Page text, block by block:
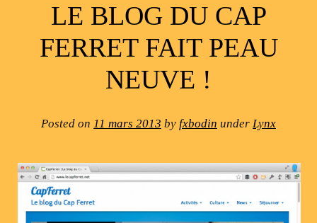
LE BLOG DU CAP
FERRET FAIT PEAU
NEUVE !
Posted on 11 mars 2013 by fxbodin under Lynx